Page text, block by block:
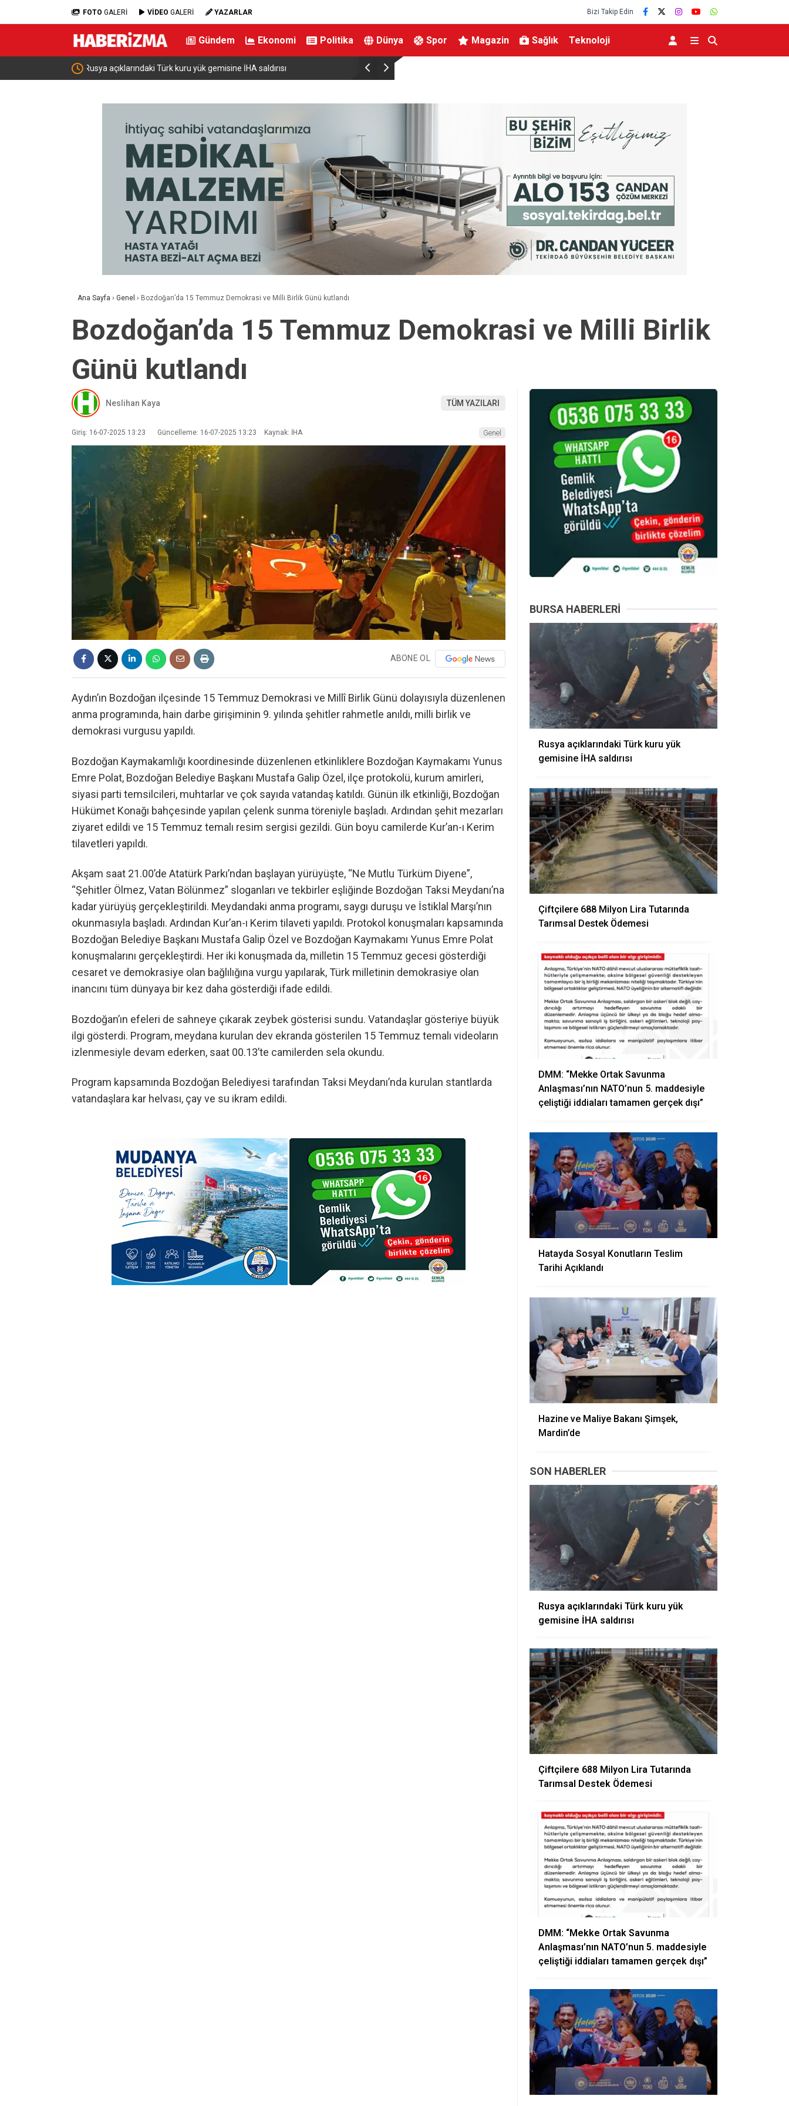
FOTO GALERİ VİDEO GALERİ YAZARLAR Bizi Takip Edin
Gündem Ekonomi Politika Dünya Spor Magazin Sağlık Teknoloji
Çiftçilere 688 Milyon Lira Tutarında Tarımsal Destek Ödemesi DMM: “Mekke Ortak Savunma Anlaşması’nın NATO’nun 5. maddesiyle
Ana Sayfa › Genel › Bozdoğan’da 15 Temmuz Demokrasi ve Milli Birlik Günü kutlandı
Bozdoğan’da 15 Temmuz Demokrasi ve Milli Birlik
Günü kutlandı
Neslihan Kaya TÜM YAZILARI
Giriş: 16-07-2025 13:23 Güncelleme: 16-07-2025 13:23 Kaynak: İHA Genel
ABONE OL
Aydın’ın Bozdoğan ilçesinde 15 Temmuz Demokrasi ve Millî Birlik Günü dolayısıyla düzenlenen
anma programında, hain darbe girişiminin 9. yılında şehitler rahmetle anıldı, milli birlik ve
demokrasi vurgusu yapıldı.
Bozdoğan Kaymakamlığı koordinesinde düzenlenen etkinliklere Bozdoğan Kaymakamı Yunus
Emre Polat, Bozdoğan Belediye Başkanı Mustafa Galip Özel, ilçe protokolü, kurum amirleri,
siyasi parti temsilcileri, muhtarlar ve çok sayıda vatandaş katıldı. Günün ilk etkinliği, Bozdoğan
Hükümet Konağı bahçesinde yapılan çelenk sunma töreniyle başladı. Ardından şehit mezarları
ziyaret edildi ve 15 Temmuz temalı resim sergisi gezildi. Gün boyu camilerde Kur’an-ı Kerim
tilavetleri yapıldı.
Akşam saat 21.00’de Atatürk Parkı’ndan başlayan yürüyüşte, “Ne Mutlu Türküm Diyene”,
“Şehitler Ölmez, Vatan Bölünmez” sloganları ve tekbirler eşliğinde Bozdoğan Taksi Meydanı’na
kadar yürüyüş gerçekleştirildi. Meydandaki anma programı, saygı duruşu ve İstiklal Marşı’nın
okunmasıyla başladı. Ardından Kur’an-ı Kerim tilaveti yapıldı. Protokol konuşmaları kapsamında
Bozdoğan Belediye Başkanı Mustafa Galip Özel ve Bozdoğan Kaymakamı Yunus Emre Polat
konuşmalarını gerçekleştirdi. Her iki konuşmada da, milletin 15 Temmuz gecesi gösterdiği
cesaret ve demokrasiye olan bağlılığına vurgu yapılarak, Türk milletinin demokrasiye olan
inancını tüm dünyaya bir kez daha gösterdiği ifade edildi.
Bozdoğan’ın efeleri de sahneye çıkarak zeybek gösterisi sundu. Vatandaşlar gösteriye büyük
ilgi gösterdi. Program, meydana kurulan dev ekranda gösterilen 15 Temmuz temalı videoların
izlenmesiyle devam ederken, saat 00.13’te camilerden sela okundu.
Program kapsamında Bozdoğan Belediyesi tarafından Taksi Meydanı’nda kurulan stantlarda
vatandaşlara kar helvası, çay ve su ikram edildi.
BURSA HABERLERI
Rusya açıklarındaki Türk kuru yük
gemisine İHA saldırısı
Çiftçilere 688 Milyon Lira Tutarında
Tarımsal Destek Ödemesi
DMM: “Mekke Ortak Savunma
Anlaşması’nın NATO’nun 5. maddesiyle
çeliştiği iddiaları tamamen gerçek dışı”
Hatayda Sosyal Konutların Teslim
Tarihi Açıklandı
Hazine ve Maliye Bakanı Şimşek,
Mardin’de
SON HABERLER
Rusya açıklarındaki Türk kuru yük
gemisine İHA saldırısı
Çiftçilere 688 Milyon Lira Tutarında
Tarımsal Destek Ödemesi
DMM: “Mekke Ortak Savunma
Anlaşması’nın NATO’nun 5. maddesiyle
çeliştiği iddiaları tamamen gerçek dışı”